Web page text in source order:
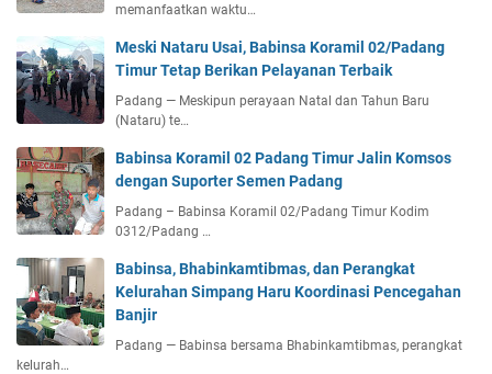
memanfaatkan waktu…
Meski Nataru Usai, Babinsa Koramil 02/Padang
Timur Tetap Berikan Pelayanan Terbaik
Padang — Meskipun perayaan Natal dan Tahun Baru
(Nataru) te…
Babinsa Koramil 02 Padang Timur Jalin Komsos
dengan Suporter Semen Padang
Padang – Babinsa Koramil 02/Padang Timur Kodim
0312/Padang …
Babinsa, Bhabinkamtibmas, dan Perangkat
Kelurahan Simpang Haru Koordinasi Pencegahan
Banjir
Padang — Babinsa bersama Bhabinkamtibmas, perangkat
kelurah…